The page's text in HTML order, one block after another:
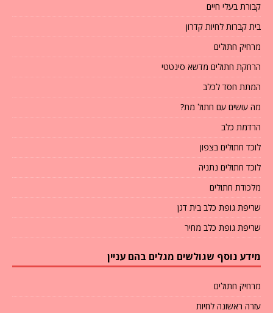
קבורת בעלי חיים
בית קברות לחיות קדרון
מרחיק חתולים
הרחקת חתולים מדשא סינטטי
המתת חסד לכלב
מה עושים עם חתול מת?
הרדמת כלב
לוכד חתולים בצפון
לוכד חתולים נתניה
מלכודת חתולים
שריפת גופת כלב בית דגן
שריפת גופת כלב מחיר
מידע נוסף שגולשים מגלים בהם עניין
מרחיק חתולים
עזרה ראשונה לחיות